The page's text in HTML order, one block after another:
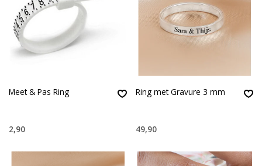
Meet & Pas Ring
2,90
Ring met Gravure 3 mm
49,90